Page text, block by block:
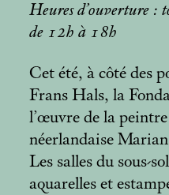
Heures d’ouverture :
de 12h à 18h
Cet été, à côté des
Frans Hals, la
l’œuvre de la
néerlandaise
Les salles du sous-
aquarelles et